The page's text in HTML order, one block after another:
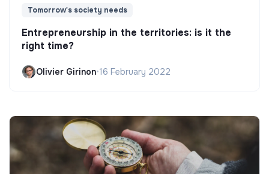
Tomorrow's society needs
Entrepreneurship in the territories: is it the
right time?
Olivier Girinon•16 February 2022